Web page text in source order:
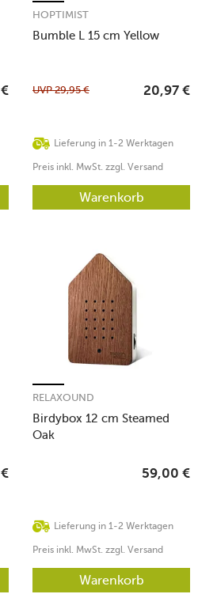
€
Bumble L 15 cm Yellow
HOPTIMIST
Lieferung in 1-2 Werktagen
UVP29,95 € 20,97 €
Preis inkl. MwSt. zzgl. Versand
Warenkorb
€
Birdybox 12 cm Steamed
Oak
RELAXOUND
Lieferung in 1-2 Werktagen
59,00 €
Preis inkl. MwSt. zzgl. Versand
Warenkorb